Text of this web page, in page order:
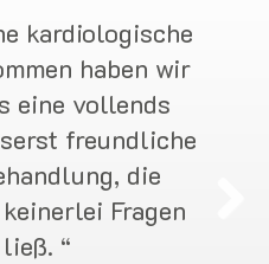
kardiologische
haben wir
eine vollends
freundliche
die
Fragen
“